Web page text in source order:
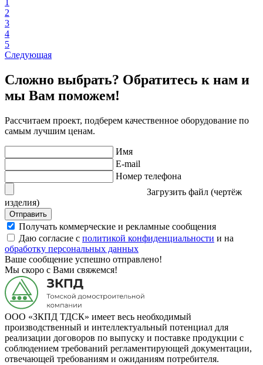
2
3
4
5
Следующая
Сложно выбрать? Обратитесь к нам и
мы Вам поможем!
Рассчитаем проект, подберем качественное оборудование по
самым лучшим ценам.
Имя
E-mail
Номер телефона
Загрузить файл (чертёж
изделия)
Отправить
Получать коммерческие и рекламные сообщения
Даю согласие с политикой конфиденциальности и на
обработку персональных данных
Ваше сообщение успешно отправлено!
Мы скоро с Вами свяжемся!
ООО «ЗКПД ТДСК» имеет весь необходимый
производственный и интеллектуальный потенциал для
реализации договоров по выпуску и поставке продукции с
соблюдением требований регламентирующей документации,
отвечающей требованиям и ожиданиям потребителя.